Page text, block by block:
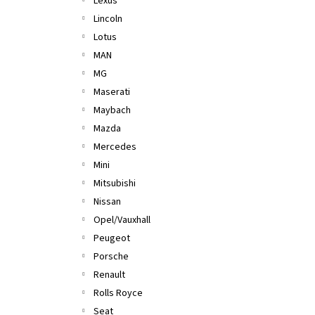
Lincoln
Lotus
MAN
MG
Maserati
Maybach
Mazda
Mercedes
Mini
Mitsubishi
Nissan
Opel/Vauxhall
Peugeot
Porsche
Renault
Rolls Royce
Seat